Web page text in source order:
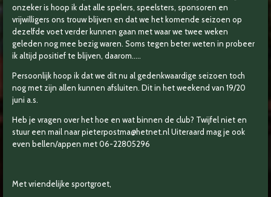
onzeker is hoop ik dat alle spelers, speelsters, sponsoren en
vrijwilligers ons trouw blijven en dat we het komende seizoen op
dezelfde voet verder kunnen gaan met waar we twee weken
geleden nog mee bezig waren. Soms tegen beter weten in probeer
ik altijd positief te blijven, daarom…..
Persoonlijk hoop ik dat we dit nu al gedenkwaardige seizoen toch
nog met zijn allen kunnen afsluiten. Dit in het weekend van 19/20
juni a.s.
Heb je vragen over het hoe en wat binnen de club? Twijfel niet en
stuur een mail naar pieterpostma@hetnet.nl Uiteraard mag je ook
even bellen/appen met 06-22805296
Met vriendelijke sportgroet,